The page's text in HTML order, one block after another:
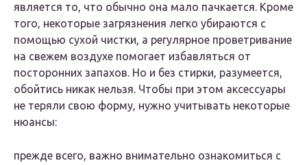
является то, что обычно она мало пачкается. Кроме
того, некоторые загрязнения легко убираются с
помощью сухой чистки, а регулярное проветривание
на свежем воздухе помогает избавляться от
посторонних запахов. Но и без стирки, разумеется,
обойтись никак нельзя. Чтобы при этом аксессуары
не теряли свою форму, нужно учитывать некоторые
нюансы:
прежде всего, важно внимательно ознакомиться с